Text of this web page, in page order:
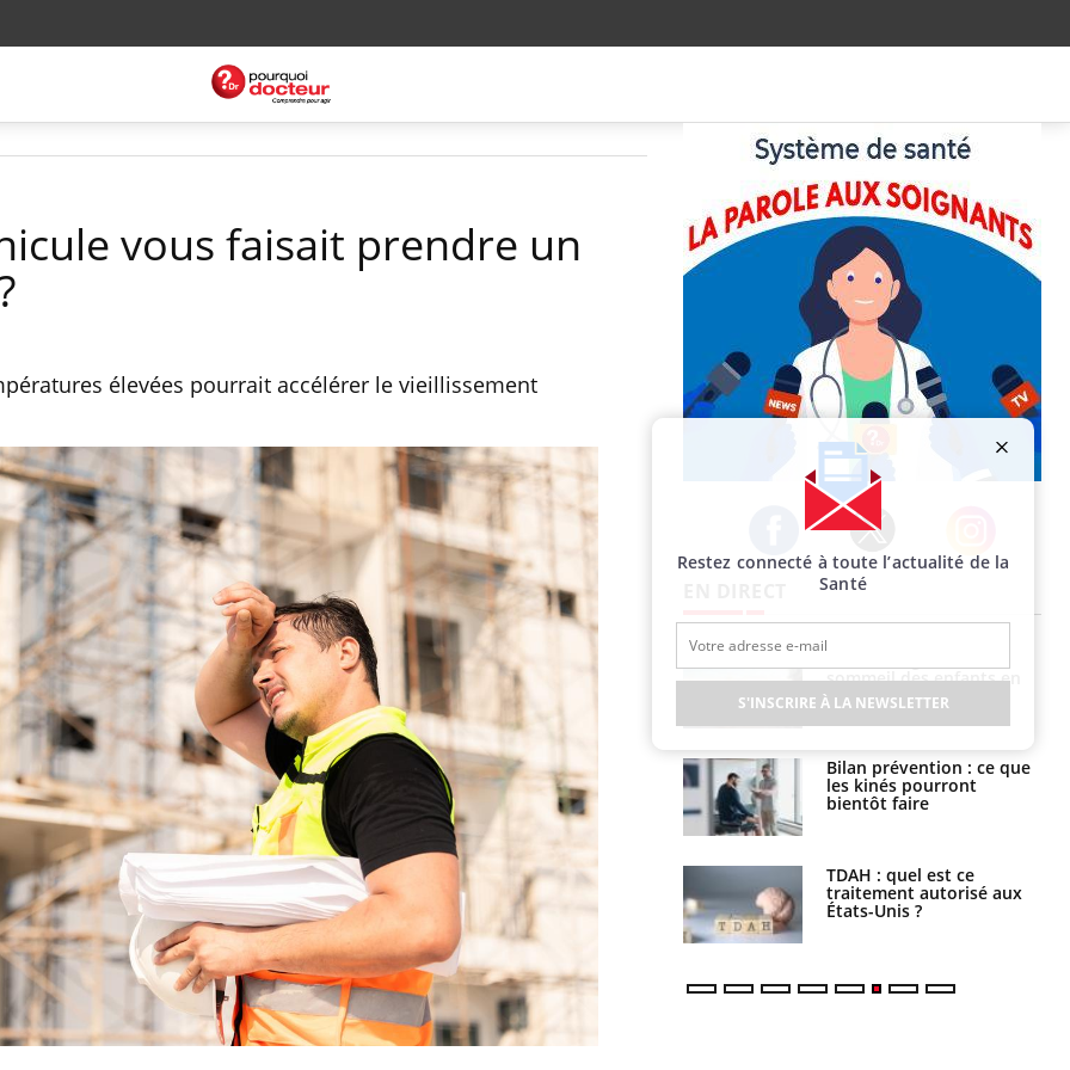
vous faisait prendre un
élevées pourrait accélérer le vieillissement
Facebook Twitter Instagram
Grossesse et chaleur : ce
que dit la science
Le smartphone nuit-il à
l'apprentissage de la
lecture ?
Mordue par une tique en
vacances, elle reste dans
le coma pendant 42 jours
Mordue par un
barracuda, une petite fille
secourue grâce à un
réflexe essentiel
Légionellose en Suisse :
quelle est l’origine de la
contamination ?
Allergies alimentaires :
une nouvelle arme contre
les réactions sévères
sommeil des enfants en
vacances ?
Bilan prévention : ce que
les kinés pourront
bientôt faire
TDAH : quel est ce
traitement autorisé aux
États-Unis ?
Restez connecté à toute l’actualité de la
Santé
S'INSCRIRE À LA NEWSLETTER